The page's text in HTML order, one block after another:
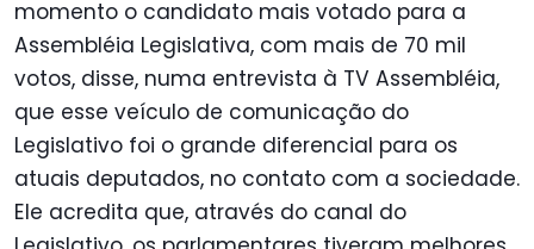
momento o candidato mais votado para a
Assembléia Legislativa, com mais de 70 mil
votos, disse, numa entrevista à TV Assembléia,
que esse veículo de comunicação do
Legislativo foi o grande diferencial para os
atuais deputados, no contato com a sociedade.
Ele acredita que, através do canal do